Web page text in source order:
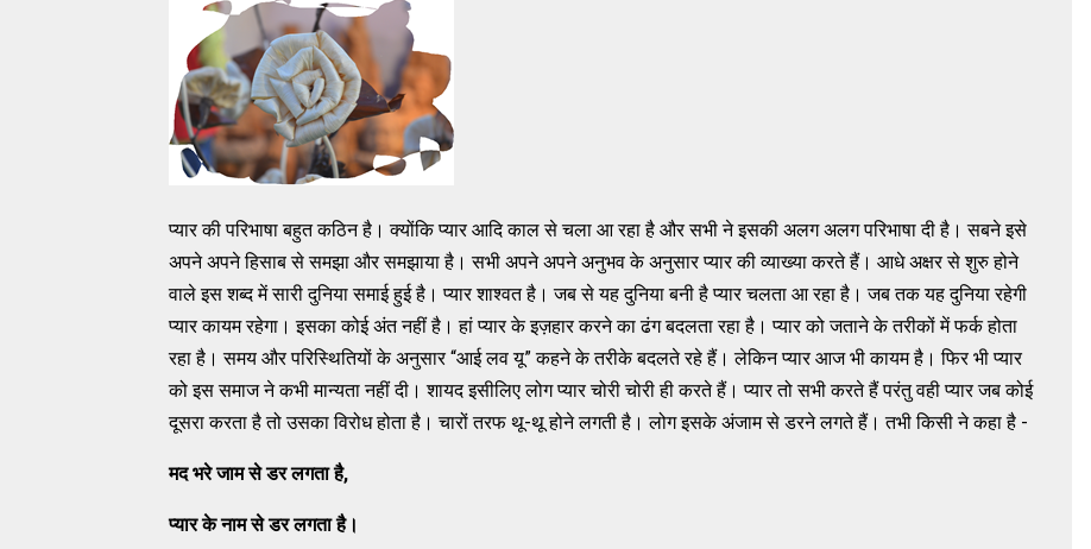
प्यार की परिभाषा बहुत कठिन है। क्योंकि प्यार आदि काल से चला आ रहा है और सभी ने इसकी अलग अलग परिभाषा दी है। सबने इसे
अपने अपने हिसाब से समझा और समझाया है। सभी अपने अपने अनुभव के अनुसार प्यार की व्याख्या करते हैं। आधे अक्षर से शुरु होने
वाले इस शब्द में सारी दुनिया समाई हुई है। प्यार शाश्वत है। जब से यह दुनिया बनी है प्यार चलता आ रहा है। जब तक यह दुनिया रहेगी
प्यार कायम रहेगा। इसका कोई अंत नहीं है। हां प्यार के इज़हार करने का ढंग बदलता रहा है। प्यार को जताने के तरीकों में फर्क होता
रहा है। समय और परिस्थितियों के अनुसार “आई लव यू” कहने के तरीके बदलते रहे हैं। लेकिन प्यार आज भी कायम है। फिर भी प्यार
को इस समाज ने कभी मान्यता नहीं दी। शायद इसीलिए लोग प्यार चोरी चोरी ही करते हैं। प्यार तो सभी करते हैं परंतु वही प्यार जब कोई
दूसरा करता है तो उसका विरोध होता है। चारों तरफ थू-थू होने लगती है। लोग इसके अंजाम से डरने लगते हैं। तभी किसी ने कहा है -
मद भरे जाम से डर लगता है,
प्यार के नाम से डर लगता है।